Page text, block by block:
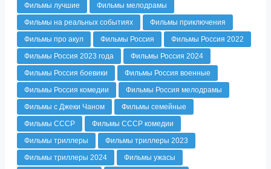
Фильмы лучшие
Фильмы мелодрамы
Фильмы на реальных событиях
Фильмы приключения
Фильмы про акул
Фильмы Россия
Фильмы Россия 2022
Фильмы Россия 2023 года
Фильмы Россия 2024
Фильмы Россия боевики
Фильмы Россия военные
Фильмы Россия комедии
Фильмы Россия мелодрамы
Фильмы с Джеки Чаном
Фильмы семейные
Фильмы СССР
Фильмы СССР комедии
Фильмы триллеры
Фильмы триллеры 2023
Фильмы триллеры 2024
Фильмы ужасы